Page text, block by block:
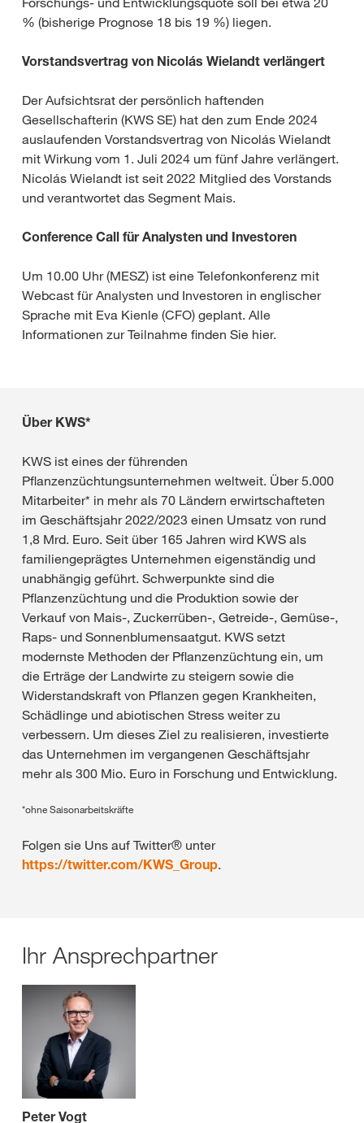
% (bisherige Prognose 18 bis 19 %) liegen.
Vorstandsvertrag von Nicolás Wielandt verlängert
Der Aufsichtsrat der persönlich haftenden
Gesellschafterin (KWS SE) hat den zum Ende 2024
auslaufenden Vorstandsvertrag von Nicolás Wielandt
mit Wirkung vom 1. Juli 2024 um fünf Jahre verlängert.
Nicolás Wielandt ist seit 2022 Mitglied des Vorstands
und verantwortet das Segment Mais.
Conference Call für Analysten und Investoren
Um 10.00 Uhr (MESZ) ist eine Telefonkonferenz mit
Webcast für Analysten und Investoren in englischer
Sprache mit Eva Kienle (CFO) geplant. Alle
Informationen zur Teilnahme finden Sie hier.
Über KWS*
KWS ist eines der führenden
Pflanzenzüchtungsunternehmen weltweit. Über 5.000
Mitarbeiter* in mehr als 70 Ländern erwirtschafteten
im Geschäftsjahr 2022/2023 einen Umsatz von rund
1,8 Mrd. Euro. Seit über 165 Jahren wird KWS als
familiengeprägtes Unternehmen eigenständig und
unabhängig geführt. Schwerpunkte sind die
Pflanzenzüchtung und die Produktion sowie der
Verkauf von Mais-, Zuckerrüben-, Getreide-, Gemüse-,
Raps- und Sonnenblumensaatgut. KWS setzt
modernste Methoden der Pflanzenzüchtung ein, um
die Erträge der Landwirte zu steigern sowie die
Widerstandskraft von Pflanzen gegen Krankheiten,
Schädlinge und abiotischen Stress weiter zu
verbessern. Um dieses Ziel zu realisieren, investierte
das Unternehmen im vergangenen Geschäftsjahr
mehr als 300 Mio. Euro in Forschung und Entwicklung.
*ohne Saisonarbeitskräfte
Folgen sie Uns auf Twitter® unter
https://twitter.com/KWS_Group.
Ihr Ansprechpartner
Peter Vogt